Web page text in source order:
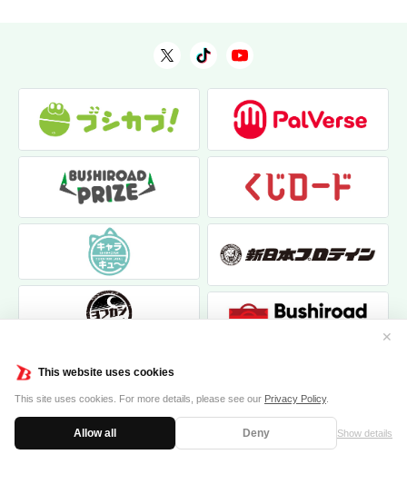
This website uses cookies
This site uses cookies. For more details, please see our Privacy Policy.
Allow all Deny Show details
✕